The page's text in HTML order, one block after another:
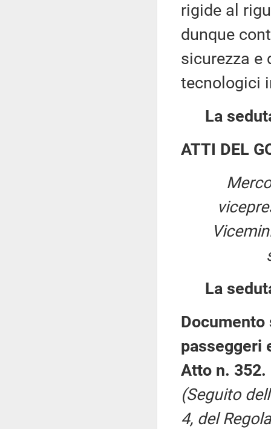
rigide al
dunque
sicurezza e
tecnologici
La
ATTI DEL
La
passeggeri
Atto n. 352.
(Seguito
4, del